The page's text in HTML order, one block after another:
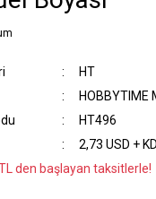
HT
HOBBYTIME
HT496
2,73 USD +
den başlayan taksitlerle!